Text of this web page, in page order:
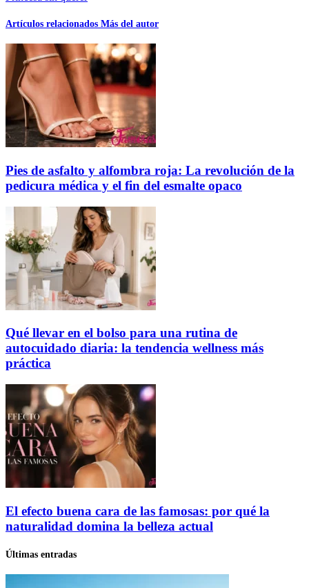
Artículos relacionados Más del autor
Pies de asfalto y alfombra roja: La revolución de la
pedicura médica y el fin del esmalte opaco
Qué llevar en el bolso para una rutina de
autocuidado diaria: la tendencia wellness más
práctica
El efecto buena cara de las famosas: por qué la
naturalidad domina la belleza actual
Últimas entradas